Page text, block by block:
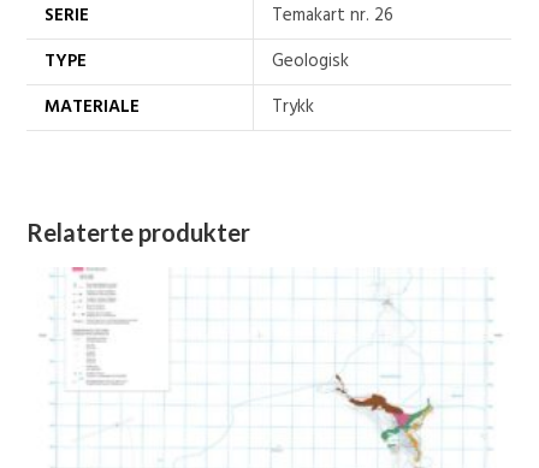
SERIE
Temakart nr. 26
TYPE
Geologisk
MATERIALE
Trykk
Relaterte produkter